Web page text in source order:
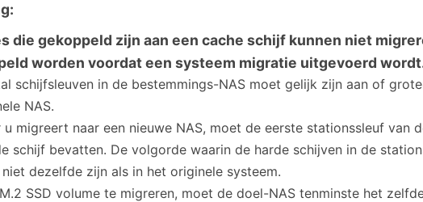
die gekoppeld zijn aan een cache schijf kunnen niet
worden voordat een systeem migratie uitgevoerd
schijfsleuven in de bestemmings-NAS moet gelijk zijn aan of
NAS.
u migreert naar een nieuwe NAS, moet de eerste stationssleuf van
schijf bevatten. De volgorde waarin de harde schijven in de
dezelfde zijn als in het originele systeem.
SSD volume te migreren, moet de doel-NAS tenminste het